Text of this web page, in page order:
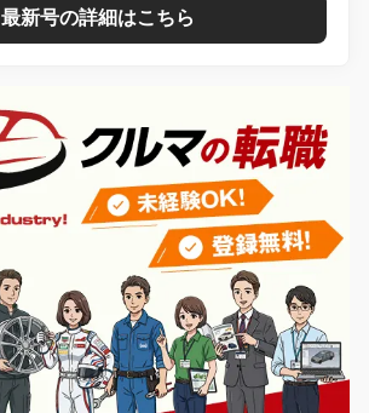
最新号の詳細はこちら